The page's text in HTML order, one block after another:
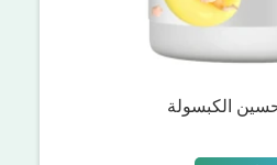
الكبسولة